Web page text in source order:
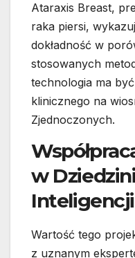
Ataraxis Breast,
raka piersi,
dokładność w
stosowanych
technologia ma
klinicznego na
Zjednoczonych.
w
Inteligencji
Wartość tego
z uznanym